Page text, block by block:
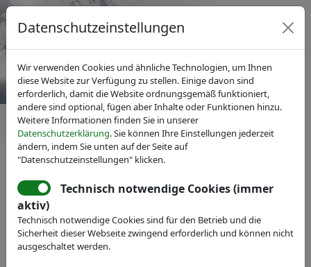
Datenschutzeinstellungen
Wir verwenden Cookies und ähnliche Technologien, um Ihnen
diese Website zur Verfügung zu stellen. Einige davon sind
erforderlich, damit die Website ordnungsgemäß funktioniert,
andere sind optional, fügen aber Inhalte oder Funktionen hinzu.
Weitere Informationen finden Sie in unserer
Datenschutzerklärung. Sie können Ihre Einstellungen jederzeit
ändern, indem Sie unten auf der Seite auf
"Datenschutzeinstellungen" klicken.
Technisch notwendige Cookies (immer
aktiv)
Technisch notwendige Cookies sind für den Betrieb und die
Sicherheit dieser Webseite zwingend erforderlich und können nicht
ausgeschaltet werden.